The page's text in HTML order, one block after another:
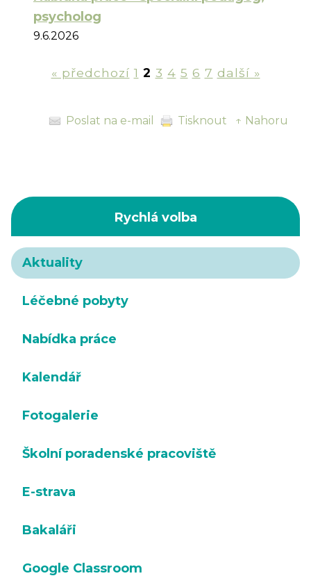
psycholog
9.6.2026
« předchozí 1 2 3 4 5 6 7 další »
Poslat na e-mail Tisknout ↑ Nahoru
Rychlá volba
Aktuality
Léčebné pobyty
Nabídka práce
Kalendář
Fotogalerie
Školní poradenské pracoviště
E-strava
Bakaláři
Google Classroom